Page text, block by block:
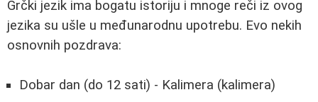
Grčki jezik ima bogatu istoriju i mnoge reči iz ovog
jezika su ušle u međunarodnu upotrebu. Evo nekih
osnovnih pozdrava:
Dobar dan (do 12 sati) - Kalimera (kalimera)